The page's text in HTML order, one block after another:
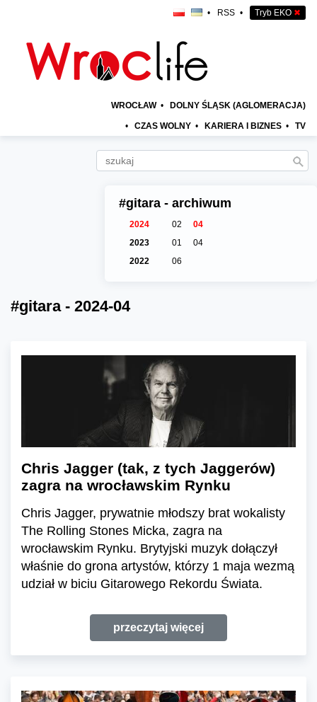
• RSS • Tryb EKO ✖
WROCŁAW • DOLNY ŚLĄSK (AGLOMERACJA)
• CZAS WOLNY • KARIERA I BIZNES • TV
#gitara - archiwum
2024 02
04
2023
01
04
2022
06
#gitara - 2024-04
Chris Jagger (tak, z tych Jaggerów)
zagra na wrocławskim Rynku
Chris Jagger, prywatnie młodszy brat wokalisty
The Rolling Stones Micka, zagra na
wrocławskim Rynku. Brytyjski muzyk dołączył
właśnie do grona artystów, którzy 1 maja wezmą
udział w biciu Gitarowego Rekordu Świata.
przeczytaj więcej